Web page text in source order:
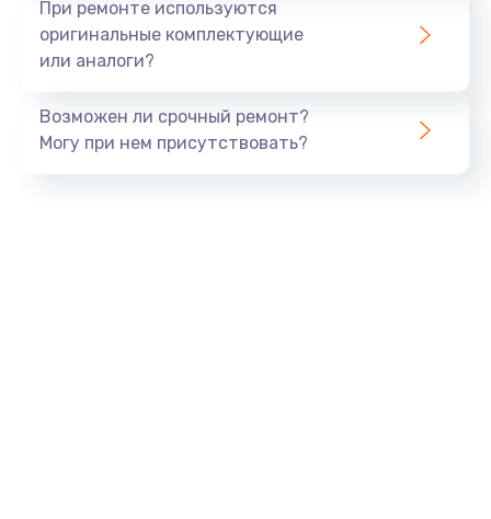
При ремонте используются
оригинальные комплектующие
или аналоги?
Возможен ли срочный ремонт?
Могу при нем присутствовать?